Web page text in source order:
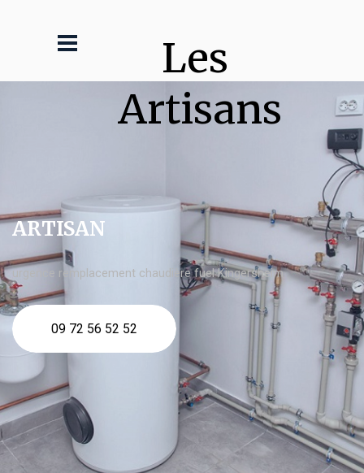
Les
Artisans
ARTISAN
urgence remplacement chaudière fuel Kingersheim
09 72 56 52 52